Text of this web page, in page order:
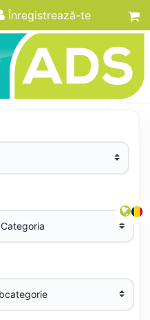
Înregistrează-te